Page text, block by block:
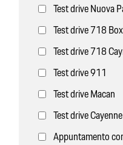
Test drive Nuova
Test drive 718
Test drive 718
Test drive 911
Test drive Macan
Test drive Cayenne
Appuntamento